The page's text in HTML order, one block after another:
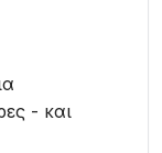
- και